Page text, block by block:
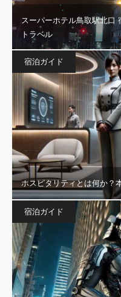
スーパーホテル鳥取駅北口
トラベル
宿泊ガイド
ホスピタリティとは何か？
宿泊ガイド